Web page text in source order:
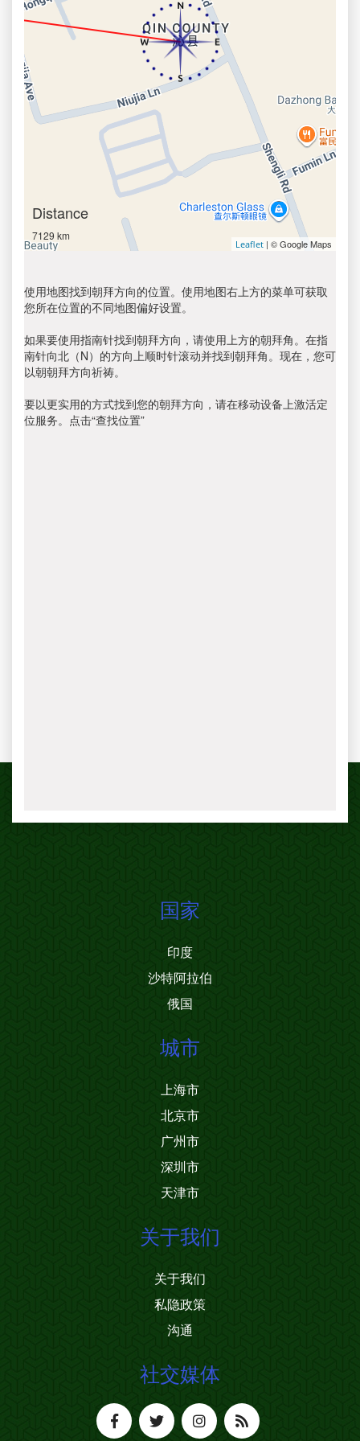
Distance
7129 km
Leaflet | © Google Maps
使用地图找到朝拜方向的位置。使用地图右上方的菜单可获取
您所在位置的不同地图偏好设置。
如果要使用指南针找到朝拜方向，请使用上方的朝拜角。在指
南针向北（N）的方向上顺时针滚动并找到朝拜角。现在，您可
以朝朝拜方向祈祷。
要以更实用的方式找到您的朝拜方向，请在移动设备上激活定
位服务。点击“查找位置”
国家
印度
沙特阿拉伯
俄国
城市
上海市
北京市
广州市
深圳市
天津市
关于我们
关于我们
私隐政策
沟通
社交媒体